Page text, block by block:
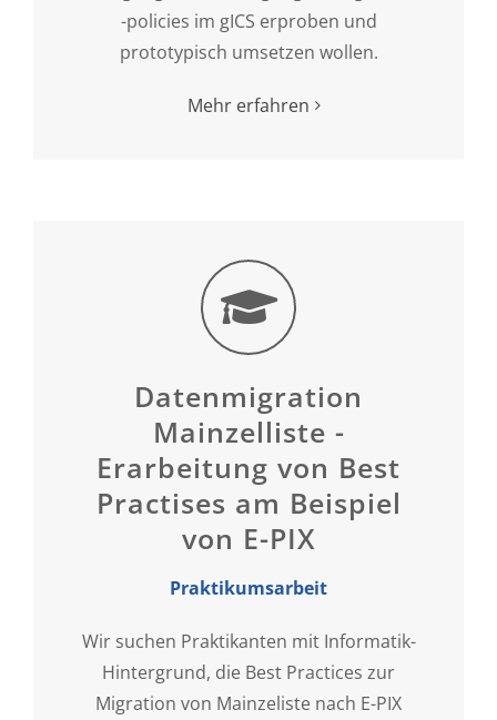
-policies im gICS erproben und
prototypisch umsetzen wollen.
Mehr erfahren
Datenmigration
Mainzelliste -
Erarbeitung von Best
Practises am Beispiel
von E-PIX
Praktikumsarbeit
Wir suchen Praktikanten mit Informatik-
Hintergrund, die Best Practices zur
Migration von Mainzeliste nach E-PIX